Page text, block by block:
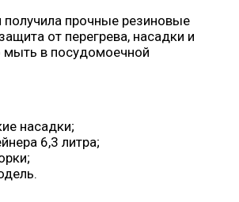
получила прочные резиновые
от перегрева, насадки и
в посудомоечной
насадки;
6,3 литра;